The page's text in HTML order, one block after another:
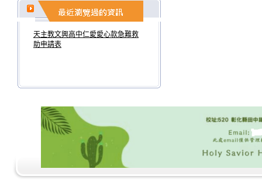
天主教文興高中仁愛愛心款急難救
助申請表